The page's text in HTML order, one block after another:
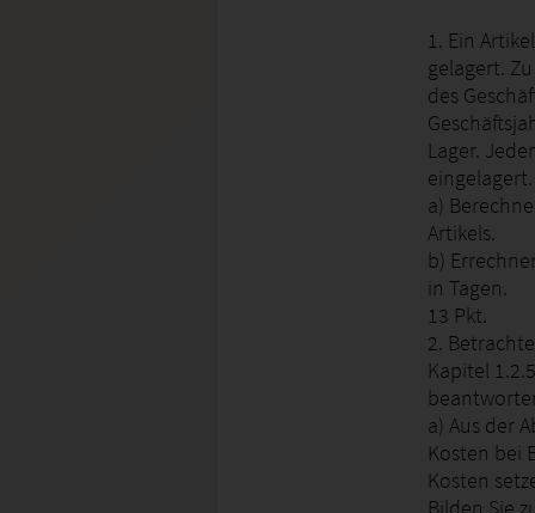
1. Ein
gelagert.
des
Lager.
eingelagert.
a)
Artikels.
b)
in Tagen.
13 Pkt.
2.
Kapitel
a) Aus der
Kosten bei
Kosten